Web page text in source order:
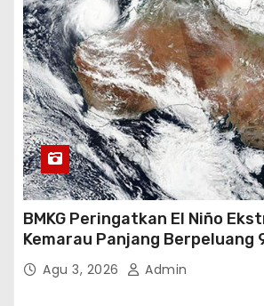
BMKG Peringatkan El Niño
Kemarau Panjang Berpeluang
hingga Awal 2027
Agu 3, 2026 Admin